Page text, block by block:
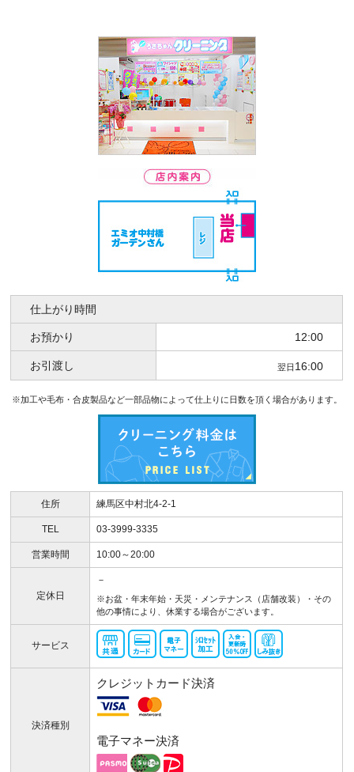
仕上がり時間
お預かり 12:00
お引渡し 翌日 16:00
※加工や毛布・合皮製品など一部品物によって仕上りに日数を頂く場合があります。
住所 練馬区中村北4-2-1
TEL 03-3999-3335
営業時間 10:00～20:00
定休日
－
※お盆・年末年始・天災・メンテナンス（店舗改装）・その
他の事情により、休業する場合がございます。
サービス
決済種別
クレジットカード決済
電子マネー決済